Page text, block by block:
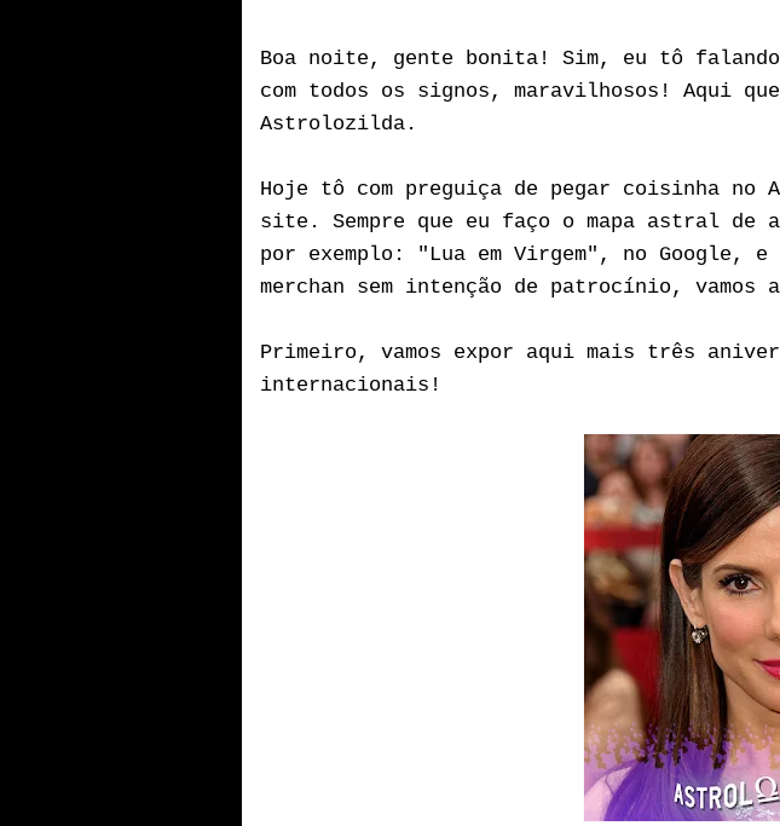
Boa noite, gente bonita! Sim, eu tô
com todos os signos, maravilhosos! Aqui
Astrolozilda.
Hoje tô com preguiça de pegar coisinha no
site. Sempre que eu faço o mapa astral de
por exemplo: "Lua em Virgem", no
merchan sem intenção de patrocínio, vamos
Primeiro, vamos expor aqui mais três
internacionais!